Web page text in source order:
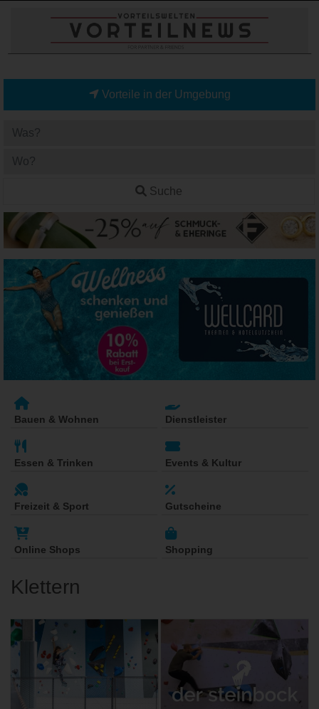
Vorteile in der Umgebung
Suche
Bauen & Wohnen Dienstleister
Essen & Trinken Events & Kultur
Freizeit & Sport Gutscheine
Online Shops Shopping
Klettern